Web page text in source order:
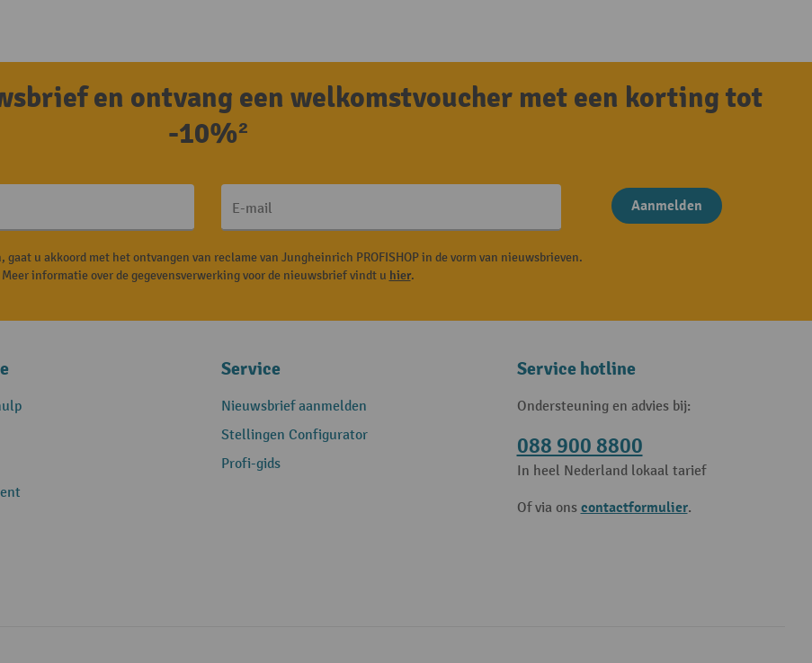
en ontvang een welkomstvoucher met een korting tot
-10%²
E-mail Aanmelden
u akkoord met het ontvangen van reclame van Jungheinrich PROFISHOP in de vorm van nieuwsbrieven.
Meer informatie over de gegevensverwerking voor de nieuwsbrief vindt u hier.
Service
Nieuwsbrief aanmelden
Stellingen Configurator
Profi-gids
Service hotline
Ondersteuning en advies bij:
088 900 8800
In heel Nederland lokaal tarief
Of via ons contactformulier.